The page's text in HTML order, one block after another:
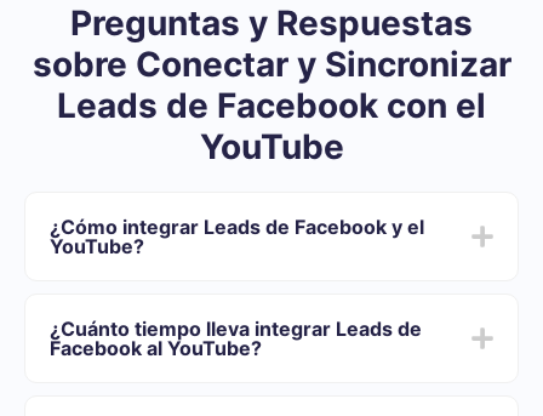
Preguntas y Respuestas
sobre Conectar y Sincronizar
Leads de Facebook con el
YouTube
¿Cómo integrar Leads de Facebook y el
YouTube?
Elija qué datos transferir de Facebook al YouTube
Active la actualización automática
¿Cuánto tiempo lleva integrar Leads de
Facebook al YouTube?